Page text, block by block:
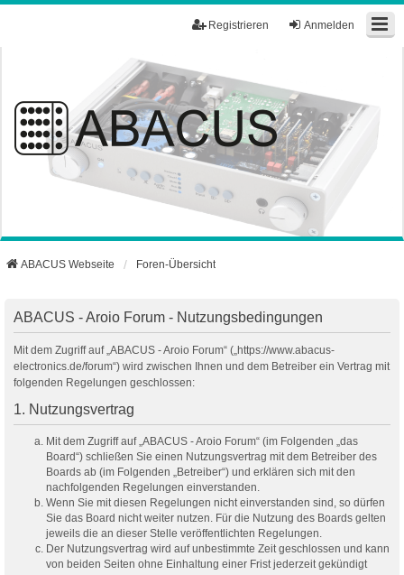
Anmelden
Registrieren
ABACUS Webseite Foren-Übersicht
ABACUS - Aroio Forum - Nutzungsbedingungen
Mit dem Zugriff auf „ABACUS - Aroio Forum“ („https://www.abacus-
electronics.de/forum“) wird zwischen Ihnen und dem Betreiber ein Vertrag mit
folgenden Regelungen geschlossen:
1. Nutzungsvertrag
Mit dem Zugriff auf „ABACUS - Aroio Forum“ (im Folgenden „das
Board“) schließen Sie einen Nutzungsvertrag mit dem Betreiber des
Boards ab (im Folgenden „Betreiber“) und erklären sich mit den
nachfolgenden Regelungen einverstanden.
Wenn Sie mit diesen Regelungen nicht einverstanden sind, so dürfen
Sie das Board nicht weiter nutzen. Für die Nutzung des Boards gelten
jeweils die an dieser Stelle veröffentlichten Regelungen.
Der Nutzungsvertrag wird auf unbestimmte Zeit geschlossen und kann
von beiden Seiten ohne Einhaltung einer Frist jederzeit gekündigt